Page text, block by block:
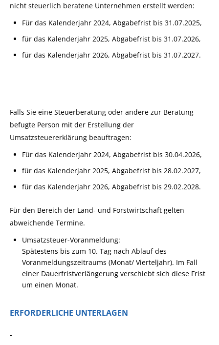
nicht steuerlich beratene Unternehmen erstellt werden:
Für das Kalenderjahr 2024, Abgabefrist bis 31.07.2025,
für das Kalenderjahr 2025, Abgabefrist bis 31.07.2026,
für das Kalenderjahr 2026, Abgabefrist bis 31.07.2027.
Falls Sie eine Steuerberatung oder andere zur Beratung
befugte Person mit der Erstellung der
Umsatzsteuererklärung beauftragen:
Für das Kalenderjahr 2024, Abgabefrist bis 30.04.2026,
für das Kalenderjahr 2025, Abgabefrist bis 28.02.2027,
für das Kalenderjahr 2026, Abgabefrist bis 29.02.2028.
Für den Bereich der Land- und Forstwirtschaft gelten
abweichende Termine.
Umsatzsteuer-Voranmeldung:
Spätestens bis zum 10. Tag nach Ablauf des
Voranmeldungszeitraums (Monat/ Vierteljahr). Im Fall
einer Dauerfristverlängerung verschiebt sich diese Frist
um einen Monat.
ERFORDERLICHE UNTERLAGEN
-